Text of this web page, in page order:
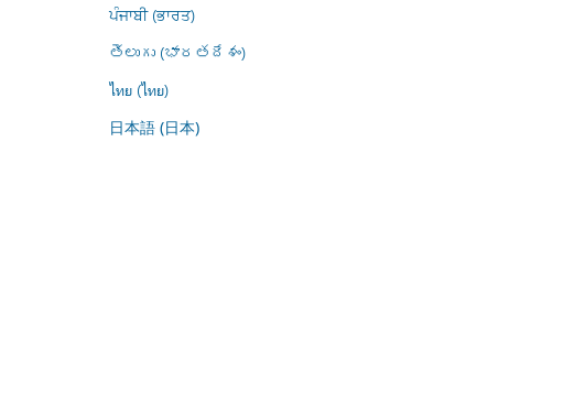
ਪੰਜਾਬੀ (ਭਾਰਤ)
తెలుగు (భారతదేశం)
ไทย (ไทย)
日本語 (日本)